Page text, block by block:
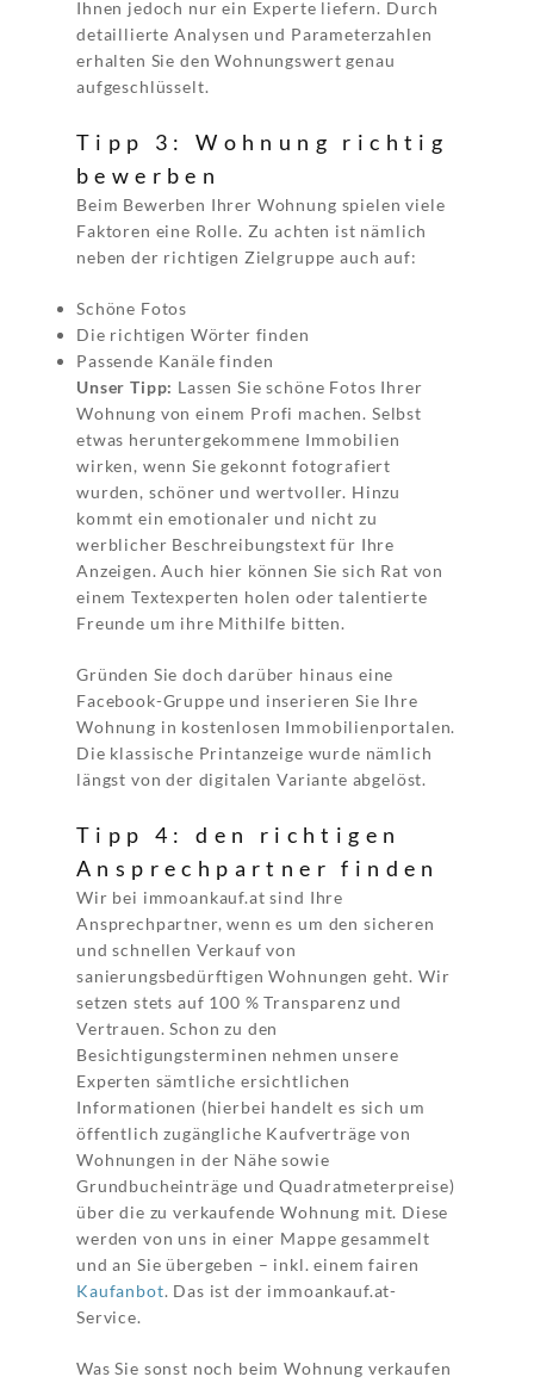
Ihnen jedoch nur ein Experte liefern. Durch
detaillierte Analysen und Parameterzahlen
erhalten Sie den Wohnungswert genau
aufgeschlüsselt.
Tipp 3: Wohnung richtig
bewerben
Beim Bewerben Ihrer Wohnung spielen viele
Faktoren eine Rolle. Zu achten ist nämlich
neben der richtigen Zielgruppe auch auf:
Schöne Fotos
Die richtigen Wörter finden
Passende Kanäle finden
Unser Tipp: Lassen Sie schöne Fotos Ihrer
Wohnung von einem Profi machen. Selbst
etwas heruntergekommene Immobilien
wirken, wenn Sie gekonnt fotografiert
wurden, schöner und wertvoller. Hinzu
kommt ein emotionaler und nicht zu
werblicher Beschreibungstext für Ihre
Anzeigen. Auch hier können Sie sich Rat von
einem Textexperten holen oder talentierte
Freunde um ihre Mithilfe bitten.
Gründen Sie doch darüber hinaus eine
Facebook-Gruppe und inserieren Sie Ihre
Wohnung in kostenlosen Immobilienportalen.
Die klassische Printanzeige wurde nämlich
längst von der digitalen Variante abgelöst.
Tipp 4: den richtigen
Ansprechpartner finden
Wir bei immoankauf.at sind Ihre
Ansprechpartner, wenn es um den sicheren
und schnellen Verkauf von
sanierungsbedürftigen Wohnungen geht. Wir
setzen stets auf 100 % Transparenz und
Vertrauen. Schon zu den
Besichtigungsterminen nehmen unsere
Experten sämtliche ersichtlichen
Informationen (hierbei handelt es sich um
öffentlich zugängliche Kaufverträge von
Wohnungen in der Nähe sowie
Grundbucheinträge und Quadratmeterpreise)
über die zu verkaufende Wohnung mit. Diese
werden von uns in einer Mappe gesammelt
und an Sie übergeben – inkl. einem fairen
Kaufanbot. Das ist der immoankauf.at-
Service.
Was Sie sonst noch beim Wohnung verkaufen